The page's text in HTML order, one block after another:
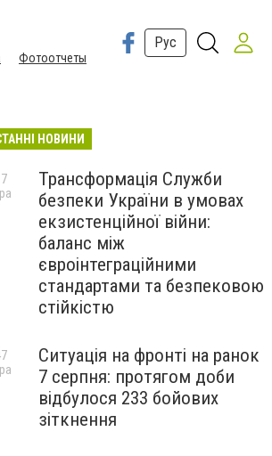
Фотоотчеты
Рус
НОВИНИ
Трансформація Служби
безпеки України в умовах
екзистенційної війни:
баланс між
євроінтеграційними
стандартами та безпековою
стійкістю
Ситуація на фронті на ранок
7 серпня: протягом доби
відбулося 233 бойових
зіткнення